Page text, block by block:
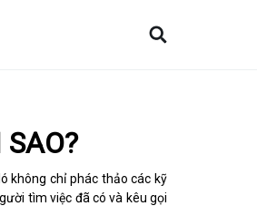
không chỉ phác thảo các kỹ
tìm việc đã có và kêu gọi